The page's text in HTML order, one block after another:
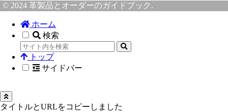
© 2024 革製品とオーダーのガイドブック.
ホーム
検索
トップ
サイドバー
タイトルとURLをコピーしました